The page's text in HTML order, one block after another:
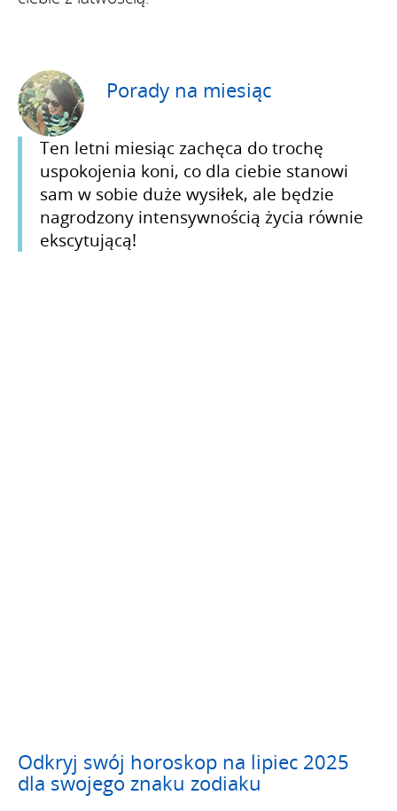
Porady na miesiąc
Ten letni miesiąc zachęca do trochę
uspokojenia koni, co dla ciebie stanowi
sam w sobie duże wysiłek, ale będzie
nagrodzony intensywnością życia równie
ekscytującą!
Odkryj swój horoskop na lipiec 2025
dla swojego znaku zodiaku